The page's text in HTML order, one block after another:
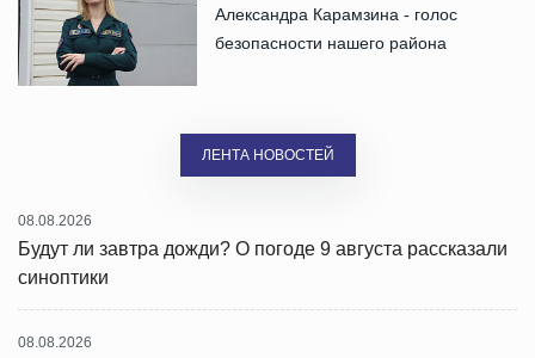
Александра Карамзина - голос
безопасности нашего района
ЛЕНТА НОВОСТЕЙ
08.08.2026
Будут ли завтра дожди? О погоде 9 августа рассказали
синоптики
08.08.2026